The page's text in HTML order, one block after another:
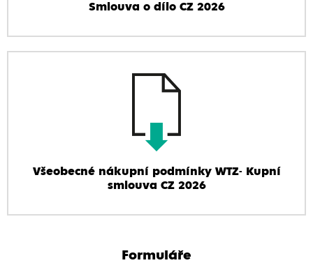
Smlouva o dílo CZ 2026
Všeobecné nákupní podmínky WTZ- Kupní
smlouva CZ 2026
Formuláře